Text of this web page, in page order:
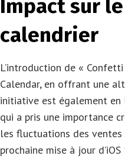
Impact sur
calendrier
L’introduction de «
Calendar, en offrant une
initiative est également en
qui a pris une importance
les fluctuations des ventes
prochaine mise à jour